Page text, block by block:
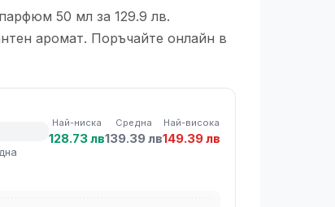
50 мл за 129.9 лв.
аромат. Поръчайте онлайн в
Най-ниска
128.73 лв
Средна
139.39 лв
Най-висока
149.39 лв